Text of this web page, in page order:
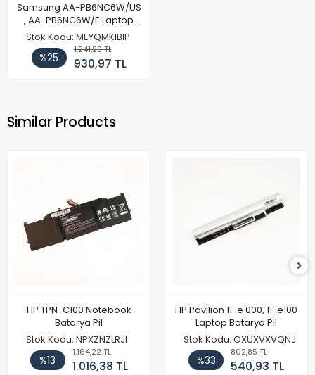
Samsung AA-PB6NC6W/US
, AA-PB6NC6W/E Laptop
Batarya Pil
Stok Kodu: MEYQMKIBIP
%25
1.241,29 TL
930,97 TL
Similar Products
HP TPN-C100 Notebook
Batarya Pil
Stok Kodu: NPXZNZLRJI
%13
1.164,22 TL
1.016,38 TL
HP Pavilion 11-e 000, 11-e100
Laptop Batarya Pil
Stok Kodu: OXUXVXVQNJ
%33
802,85 TL
540,93 TL